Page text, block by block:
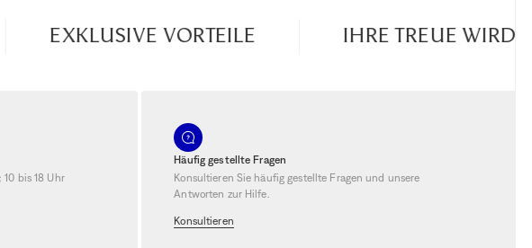
EXKLUSIVE VORTEILE IHRE TREUE WIRD
bis 18 Uhr
Häufig gestellte Fragen
Konsultieren Sie häufig gestellte Fragen und unsere
Antworten zur Hilfe.
Konsultieren